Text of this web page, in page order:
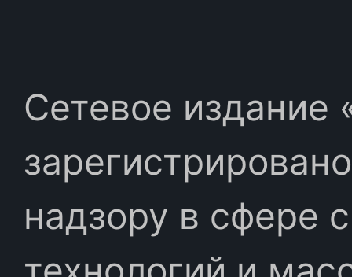
Сетевое издание
надзору в сфере